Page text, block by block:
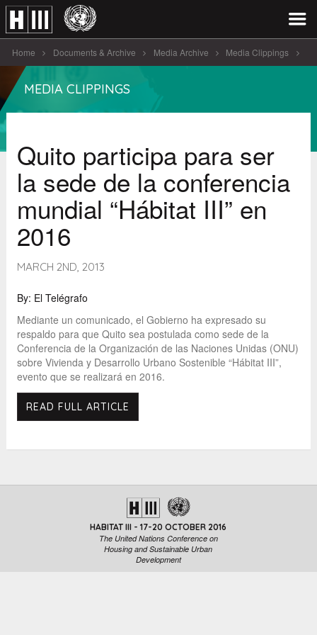
Home Documents & Archive Media Archive Media Clippings
Quito participa para ser la sede [...]
MEDIA CLIPPINGS
Quito participa para ser
la sede de la conferencia
mundial “Hábitat III” en
2016
MARCH 2ND, 2013
By: El Telégrafo
Mediante un comunicado, el Gobierno ha expresado su
respaldo para que Quito sea postulada como sede de la
Conferencia de la Organización de las Naciones Unidas (ONU)
sobre Vivienda y Desarrollo Urbano Sostenible “Hábitat III”,
evento que se realizará en 2016.
READ FULL ARTICLE
HABITAT III - 17-20 OCTOBER 2016
The United Nations Conference on
Housing and Sustainable Urban
Development